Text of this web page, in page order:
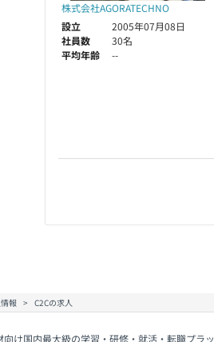
株式会社AGORATECHNO
設立
2005年07月08日
社員数
30名
平均年齢
--
報 C2Cの求人
向け国内最大級の学習・研修・就活・転職プラ